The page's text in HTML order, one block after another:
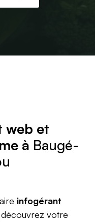
web et
à Baugé-
infogérant
découvrez votre